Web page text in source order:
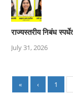
राज्यस्तरीय निबंध
July 31, 2026
« ‹ 1